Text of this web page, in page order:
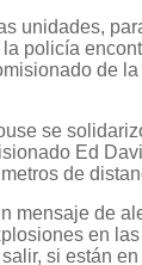
unidades,
policía
de
se
Ed
de
mensaje de
en
si están